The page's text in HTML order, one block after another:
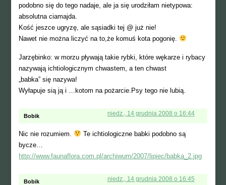
podobno się do tego nadaje, ale ja się urodziłam nietypowa:
absolutna ciamajda.
Kość jeszce ugryzę, ale sąsiadki tej @ już nie!
Nawet nie można liczyć na to,że komuś kota pogonię.
Jarzębinko: w morzu pływają takie rybki, które wękarze i rybacy
nazywają ichtiologicznym chwastem, a ten chwast
„babka” się nazywa!
Wyłapuje sią ją i …kotom na pożarcie.Psy tego nie lubią.
Bobik niedz., 14 grudnia 2008 o 16:44
Nic nie rozumiem.
Te ichtiologiczne babki podobno są
bycze…
http://www.faunaflora.com.pl/archiwum/2007/lipiec/babka_2.jpg
Bobik niedz., 14 grudnia 2008 o 16:45